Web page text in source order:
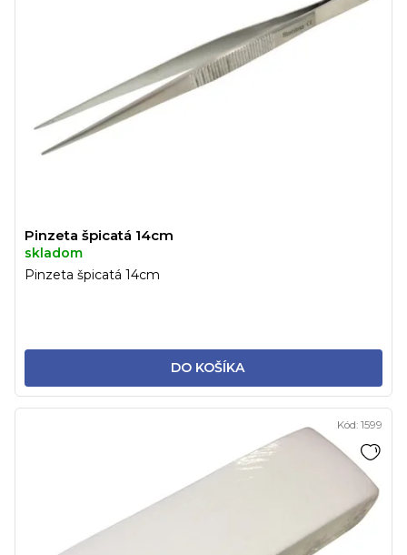
Pinzeta špicatá 14cm
skladom
DO KOŠÍKA
Pinzeta špicatá 14cm
Kód: 1599